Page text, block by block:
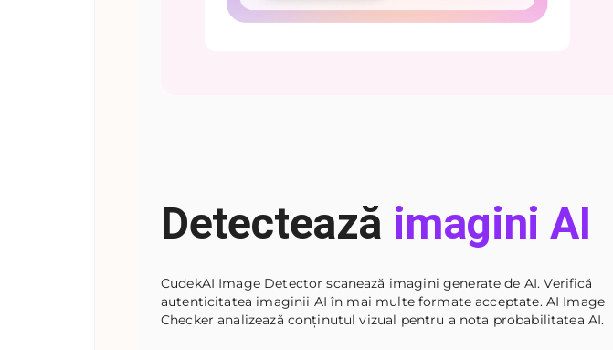
Detectează imagini AI
CudekAI Image Detector scanează imagini generate de AI. Verifică
autenticitatea imaginii AI în mai multe formate acceptate. AI Image
Checker analizează conținutul vizual pentru a nota probabilitatea AI.